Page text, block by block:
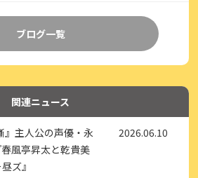
ブログ一覧
関連ニュース
』主人公の声優・永
風亭昇太と乾貴美
ズ』
2026.06.10